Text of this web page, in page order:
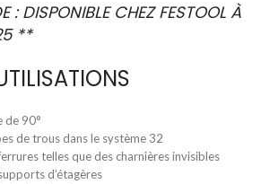
: DISPONIBLE CHEZ FESTOOL À
**
de 90°
de trous dans le système 32
telles que des charnières invisibles
d’étagères